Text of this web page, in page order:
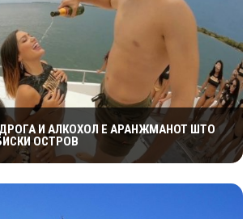
И АЛКОХОЛ Е АРАНЖМАНОТ ШТО
ОСТРОВ